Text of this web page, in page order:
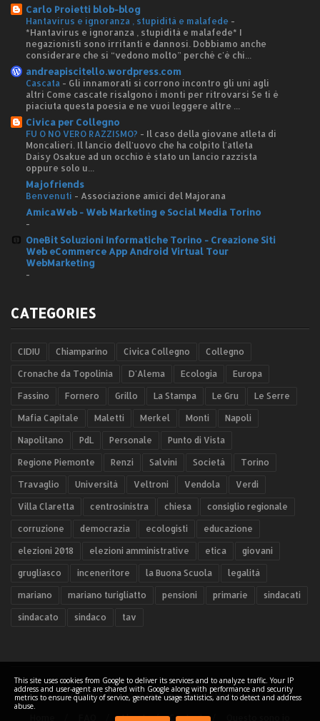
Carlo Proietti blob-blog
Hantavirus e ignoranza , stupidità e malafede -
*Hantavirus e ignoranza , stupidità e malafede* I
negazionisti sono irritanti e dannosi. Dobbiamo anche
considerare che si “vedono molto” perché c'è chi...
andreapiscitello.wordpress.com
Cascata - Gli innamorati si corrono incontro gli uni agli
altri Come cascate risalgono i monti per ritrovarsi Se ti è
piaciuta questa poesia e ne vuoi leggere altre ...
Civica per Collegno
FU O NO VERO RAZZISMO? - Il caso della giovane atleta di
Moncalieri. Il lancio dell'uovo che ha colpito l'atleta
Daisy Osakue ad un occhio è stato un lancio razzista
oppure solo u...
Majofriends
Benvenuti - Associazione amici del Majorana
AmicaWeb - Web Marketing e Social Media Torino
-
OneBit Soluzioni Informatiche Torino - Creazione Siti
Web eCommerce App Android Virtual Tour
WebMarketing
-
CATEGORIES
CIDIU Chiamparino Civica Collegno Collegno
Cronache da Topolinia D'Alema Ecologia Europa
Fassino Fornero Grillo La Stampa Le Gru Le Serre
Mafia Capitale Maletti Merkel Monti Napoli
Napolitano PdL Personale Punto di Vista
Regione Piemonte Renzi Salvini Società Torino
Travaglio Università Veltroni Vendola Verdi
Villa Claretta centrosinistra chiesa consiglio regionale
corruzione democrazia ecologisti educazione
elezioni 2018 elezioni amministrative etica giovani
grugliasco inceneritore la Buona Scuola legalità
mariano mariano turigliatto pensioni primarie sindacati
sindacato sindaco tav
COPYRIGHT ©2026 Mariano Turigliatto il Blog
About Contact
This site uses cookies from Google to deliver its services and to analyze traffic. Your IP
address and user-agent are shared with Google along with performance and security
metrics to ensure quality of service, generate usage statistics, and to detect and address
abuse.